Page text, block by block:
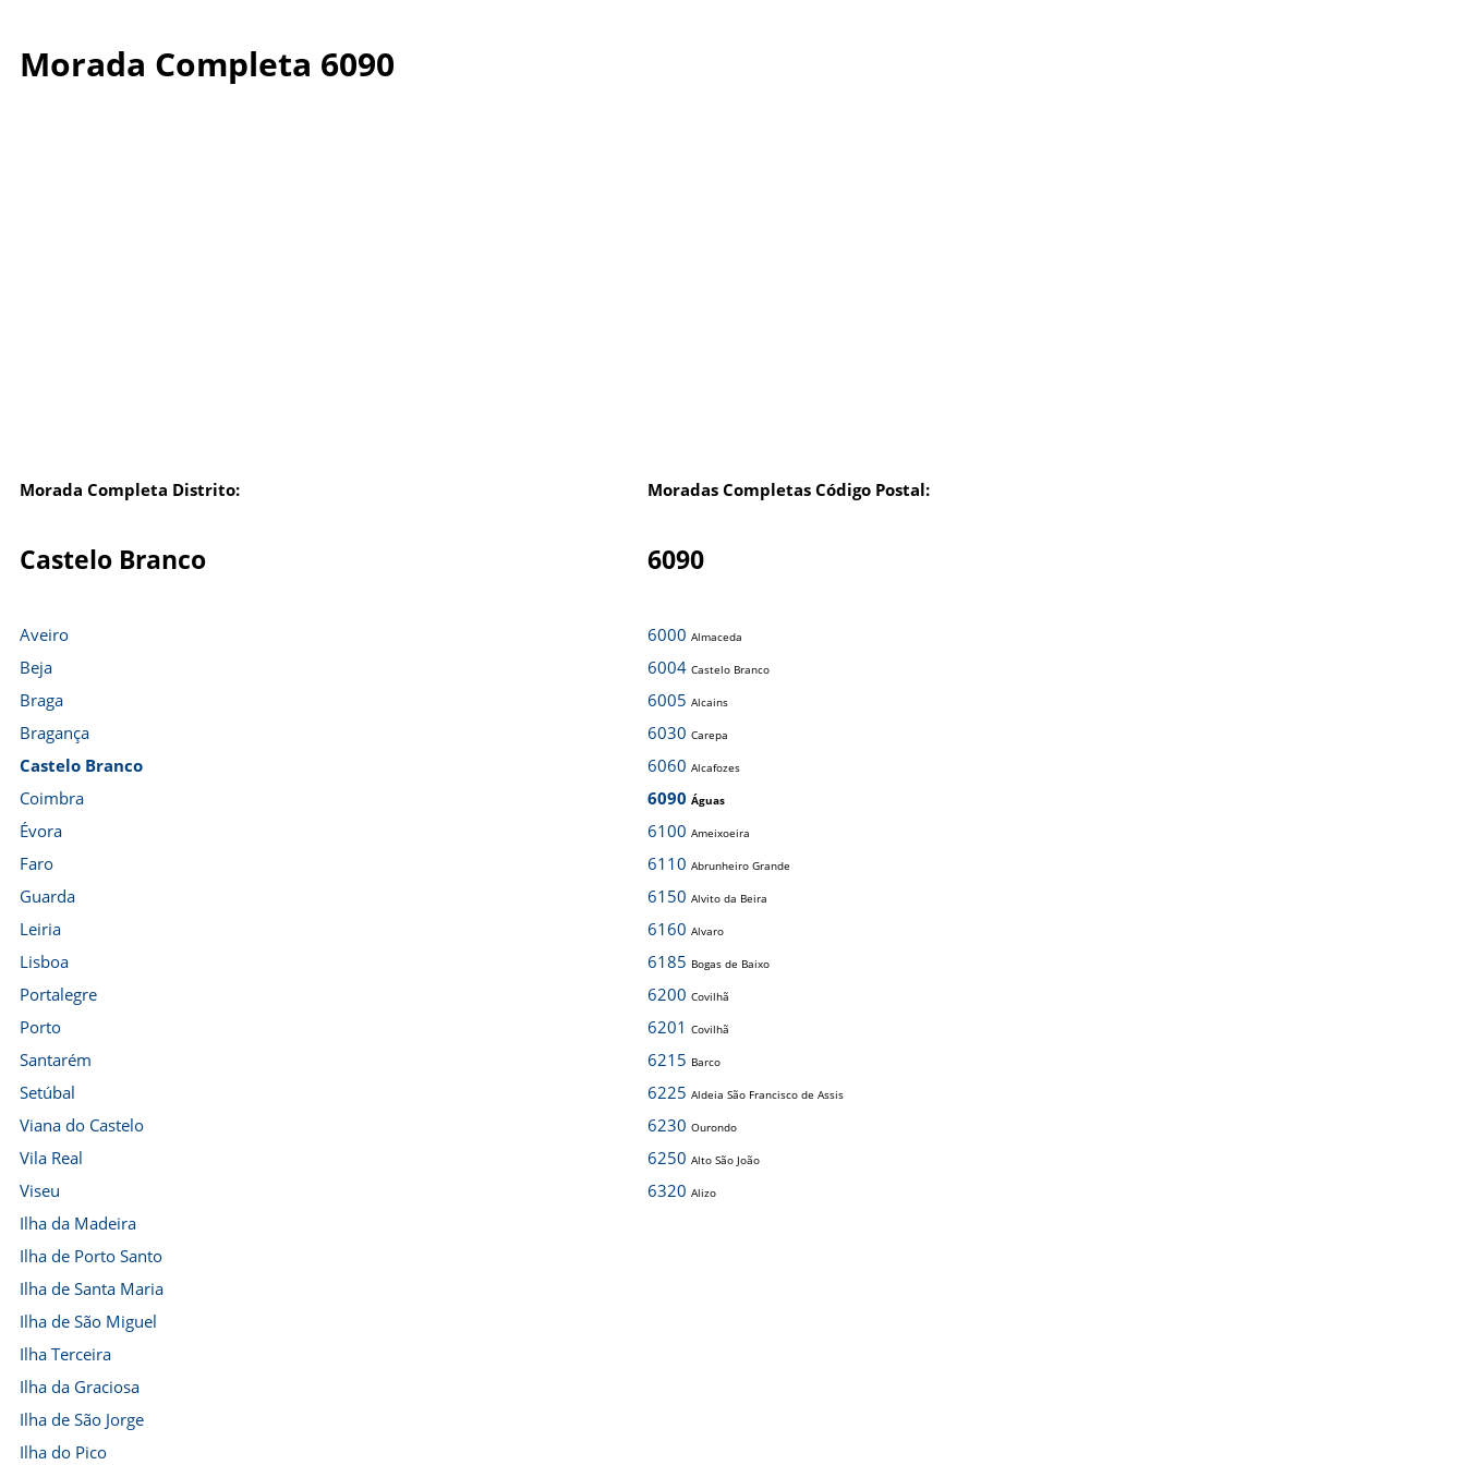
Morada Completa 6090
Morada Completa Distrito: Moradas Completas Código Postal:
Castelo Branco 6090
Aveiro
Beja
Braga
Bragança
Castelo Branco
Coimbra
Évora
Faro
Guarda
Leiria
Lisboa
Portalegre
Porto
Santarém
Setúbal
Viana do Castelo
Vila Real
Viseu
Ilha da Madeira
Ilha de Porto Santo
Ilha de Santa Maria
Ilha de São Miguel
Ilha Terceira
Ilha da Graciosa
Ilha de São Jorge
Ilha do Pico
6000 Almaceda
6004 Castelo Branco
6005 Alcains
6030 Carepa
6060 Alcafozes
6090 Águas
6100 Ameixoeira
6110 Abrunheiro Grande
6150 Alvito da Beira
6160 Alvaro
6185 Bogas de Baixo
6200 Covilhã
6201 Covilhã
6215 Barco
6225 Aldeia São Francisco de Assis
6230 Ourondo
6250 Alto São João
6320 Alizo